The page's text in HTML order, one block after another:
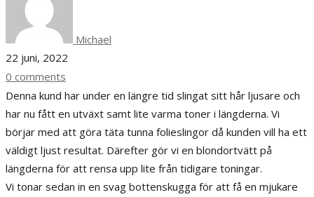
Michael
22 juni, 2022
0 comments
Denna kund har under en längre tid slingat sitt hår ljusare och
har nu fått en utväxt samt lite varma toner i längderna. Vi
börjar med att göra täta tunna folieslingor då kunden vill ha ett
väldigt ljust resultat. Därefter gör vi en blondortvätt på
längderna för att rensa upp lite från tidigare toningar.
Vi tonar sedan in en svag bottenskugga för att få en mjukare